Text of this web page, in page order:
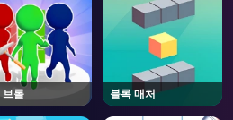
브롤 블록 매처